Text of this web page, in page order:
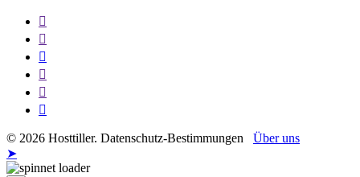
© 2026 Hosttiller. Datenschutz-Bestimmungen Über uns
➤